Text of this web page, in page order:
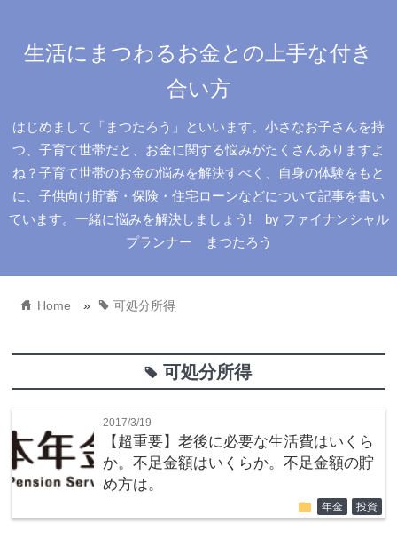
生活にまつわるお金との上手な付き
合い方
はじめまして「まつたろう」といいます。小さなお子さんを持
つ、子育て世帯だと、お金に関する悩みがたくさんありますよ
ね？子育て世帯のお金の悩みを解決すべく、自身の体験をもと
に、子供向け貯蓄・保険・住宅ローンなどについて記事を書い
ています。一緒に悩みを解決しましょう! by ファイナンシャル
プランナー まつたろう
home Home » tag可処分所得
tag 可処分所得
2017/3/19
【超重要】老後に必要な生活費はいくら
か。不足金額はいくらか。不足金額の貯
め方は。
folder 年金 投資